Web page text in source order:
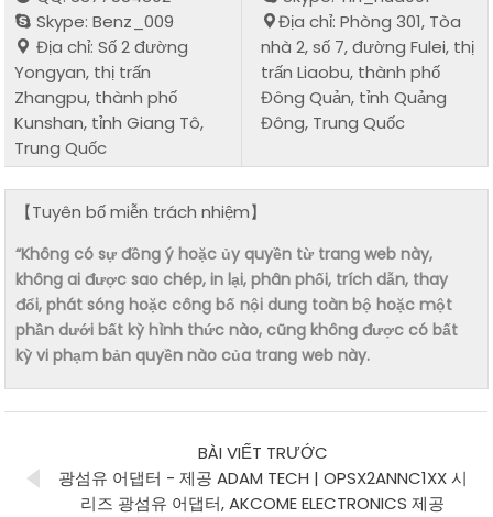
Skype: Benz_009
Địa chỉ: Số 2 đường
Yongyan, thị trấn
Zhangpu, thành phố
Kunshan, tỉnh Giang Tô,
Trung Quốc
Địa chỉ: Phòng 301, Tòa
nhà 2, số 7, đường Fulei, thị
trấn Liaobu, thành phố
Đông Quản, tỉnh Quảng
Đông, Trung Quốc
【Tuyên bố miễn trách nhiệm】
“Không có sự đồng ý hoặc ủy quyền từ trang web này,
không ai được sao chép, in lại, phân phối, trích dẫn, thay
đổi, phát sóng hoặc công bố nội dung toàn bộ hoặc một
phần dưới bất kỳ hình thức nào, cũng không được có bất
kỳ vi phạm bản quyền nào của trang web này.
BÀI VIẾT TRƯỚC
광섬유 어댑터 - 제공 ADAM TECH | OPSX2ANNC1XX 시
리즈 광섬유 어댑터, AKCOME ELECTRONICS 제공